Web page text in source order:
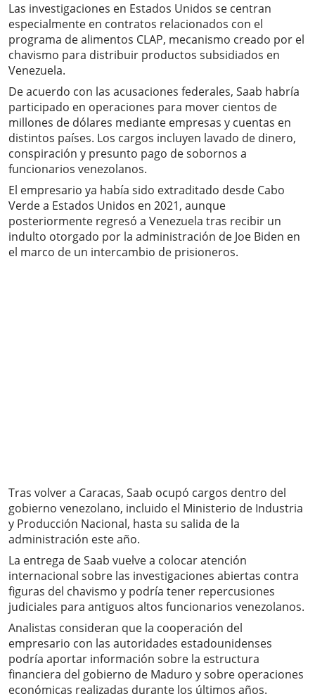
Las investigaciones en Estados Unidos se centran
especialmente en contratos relacionados con el
programa de alimentos CLAP, mecanismo creado por el
chavismo para distribuir productos subsidiados en
Venezuela.
De acuerdo con las acusaciones federales, Saab habría
participado en operaciones para mover cientos de
millones de dólares mediante empresas y cuentas en
distintos países. Los cargos incluyen lavado de dinero,
conspiración y presunto pago de sobornos a
funcionarios venezolanos.
El empresario ya había sido extraditado desde Cabo
Verde a Estados Unidos en 2021, aunque
posteriormente regresó a Venezuela tras recibir un
indulto otorgado por la administración de Joe Biden en
el marco de un intercambio de prisioneros.
Tras volver a Caracas, Saab ocupó cargos dentro del
gobierno venezolano, incluido el Ministerio de Industria
y Producción Nacional, hasta su salida de la
administración este año.
La entrega de Saab vuelve a colocar atención
internacional sobre las investigaciones abiertas contra
figuras del chavismo y podría tener repercusiones
judiciales para antiguos altos funcionarios venezolanos.
Analistas consideran que la cooperación del
empresario con las autoridades estadounidenses
podría aportar información sobre la estructura
financiera del gobierno de Maduro y sobre operaciones
económicas realizadas durante los últimos años.